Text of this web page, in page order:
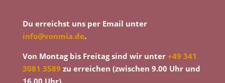
Du erreichst uns per Email unter
info@vonmia.de.
Von Montag bis Freitag sind wir unter +49 341
3081 3589 zu erreichen (zwischen 9.00 Uhr und